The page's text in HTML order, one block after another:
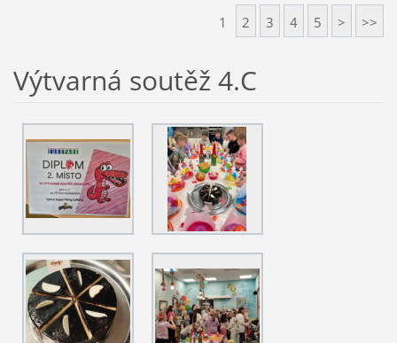
1 2 3 4 5 > >>
Výtvarná soutěž 4.C